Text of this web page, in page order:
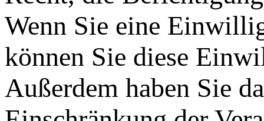
Wenn Sie eine
können Sie diese
Außerdem haben Sie